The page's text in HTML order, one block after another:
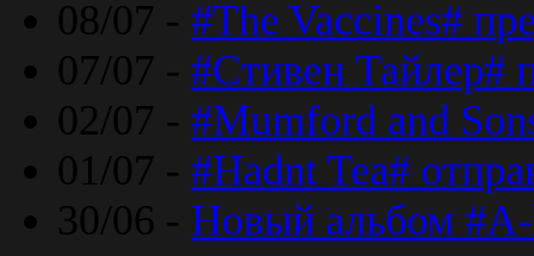
08/07 - #The Vaccines#
07/07 - #Стивен Тайлер#
02/07 - #Mumford and
01/07 - #Hadnt Tea#
30/06 - Новый альбом #A-